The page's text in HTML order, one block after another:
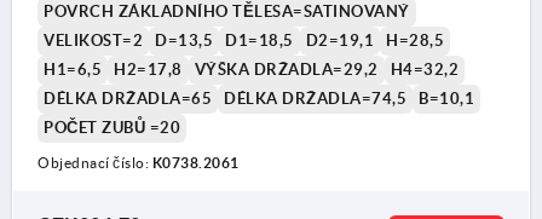
POVRCH ZÁKLADNÍHO TĚLESA=SATINOVANÝ
VELIKOST=2
D=13,5 D1=18,5 D2=19,1
H=28,5
H1=6,5
H2=17,8 VÝŠKA DRŽADLA=29,2
H4=32,2
DÉLKA DRŽADLA=65
DÉLKA DRŽADLA=74,5
B=10,1
POČET ZUBŮ =20
Objednací číslo: K0738.2061